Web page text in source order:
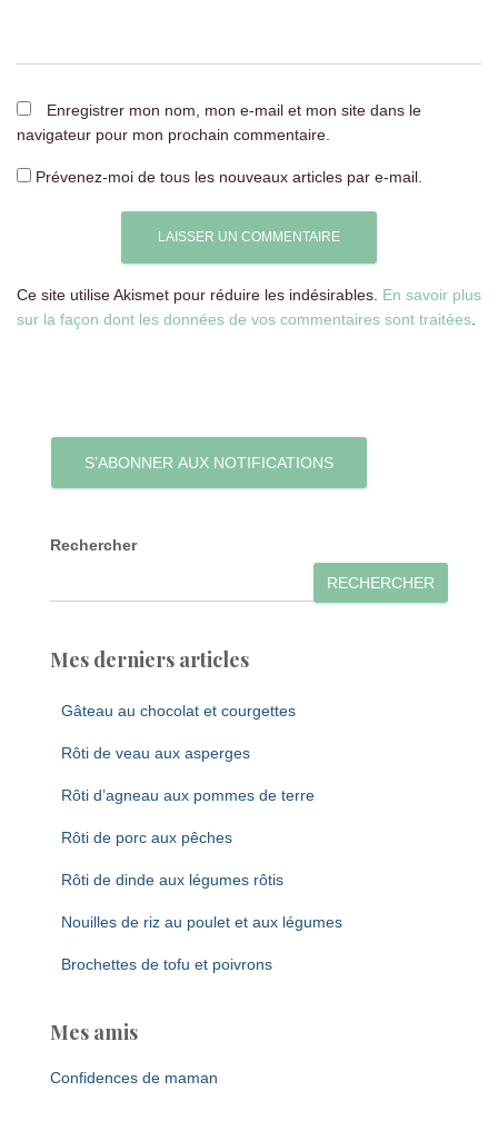
Enregistrer mon nom, mon e-mail et mon site dans le
navigateur pour mon prochain commentaire.
Prévenez-moi de tous les nouveaux articles par e-mail.
Ce site utilise Akismet pour réduire les indésirables. En savoir plus
sur la façon dont les données de vos commentaires sont traitées
S’ABONNER AUX NOTIFICATIONS
Rechercher
RECHERCHER
Mes derniers articles
Gâteau au chocolat et courgettes
Rôti de veau aux asperges
Rôti d’agneau aux pommes de terre
Rôti de porc aux pêches
Rôti de dinde aux légumes rôtis
Nouilles de riz au poulet et aux légumes
Brochettes de tofu et poivrons
Mes amis
Confidences de maman